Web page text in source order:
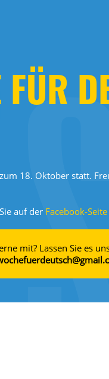
18. Oktober statt.
auf der Facebook-
mit? Lassen Sie es